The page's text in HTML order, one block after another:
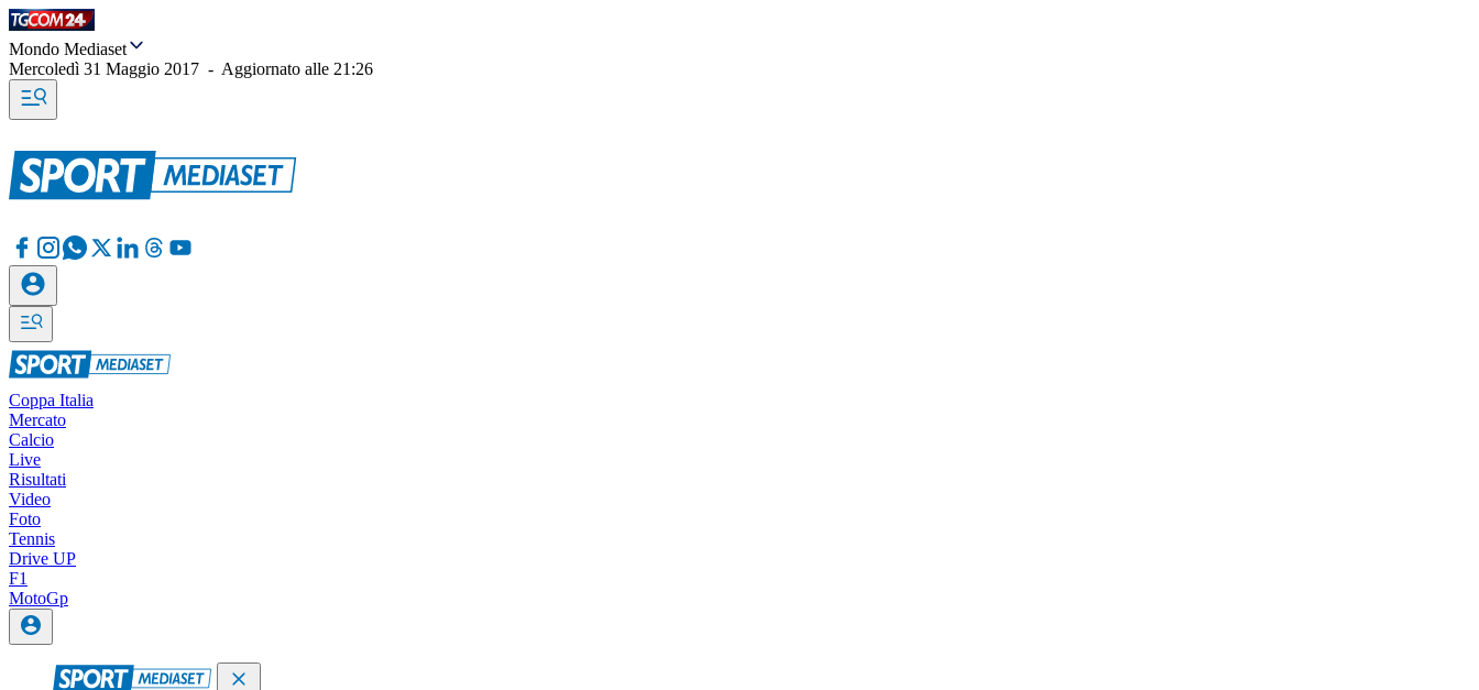
Mondo Mediaset
Mercoledì 31 Maggio 2017 - Aggiornato alle 21:26
Coppa Italia
Mercato
Calcio
Live
Risultati
Video
Foto
Tennis
Drive UP
F1
MotoGp